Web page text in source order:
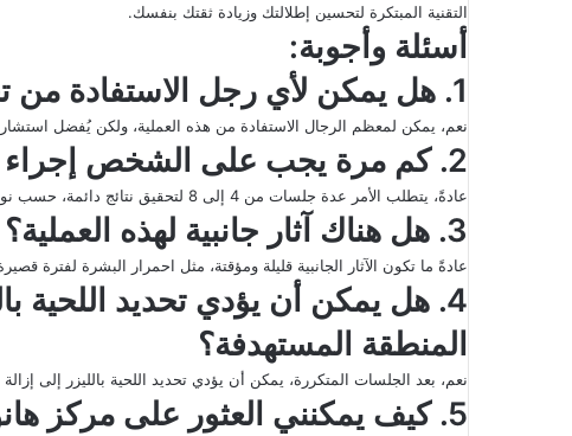
التقنية المبتكرة لتحسين إطلالتك وزيادة ثقتك بنفسك.
أسئلة وأجوبة:
1. هل يمكن لأي رجل الاستفادة من تحديد اللحية بالليزر؟
نعم، يمكن لمعظم الرجال الاستفادة من هذه العملية، ولكن يُفضل
2. كم مرة يجب على الشخص إجراء الجلسات لتحقيق نتائج دائمة؟
عادةً، يتطلب الأمر عدة جلسات من 4 إلى 8 لتحقيق نتائج دائمة، حسب نوع الشعر ولونه.
3. هل هناك آثار جانبية لهذه العملية؟
عادةً ما تكون الآثار الجانبية قليلة ومؤقتة، مثل احمرار البشرة لفترة
4. هل يمكن أن يؤدي تحديد اللحية
المنطقة المستهدفة؟
نعم، بعد الجلسات المتكررة، يمكن أن يؤدي تحديد اللحية بالليزر إلى
5. كيف يمكنني العثور على مركز